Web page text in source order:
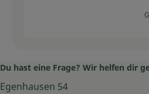
Du hast eine Frage? Wir helfen dir
Egenhausen 54